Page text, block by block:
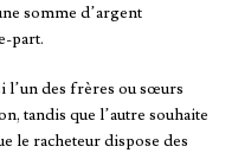
somme d’argent
part.
l’un des frères ou sœurs
tandis que l’autre souhaite
le racheteur dispose des